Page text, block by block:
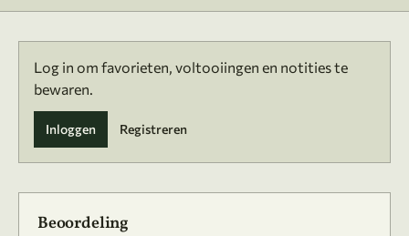
Log in om favorieten, voltooiingen en notities te
bewaren.
Inloggen Registreren
Beoordeling